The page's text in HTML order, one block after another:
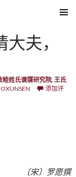
夫，
睦姓氏谱牒研究院, 王氏
添加评
〔宋〕罗愿撰